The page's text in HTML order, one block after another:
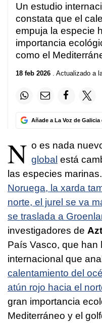
Un estudio
constata que el
empuja la especie
importancia
como el
18 feb 2026 . Actualizado a
Añade a La Voz de Galicia
N o es nada
global está
las especies marinas.
Noruega, la xarda
norte, el jurel se va
se traslada a
investigadores de
País Vasco, que han
internacional que
calentamiento del
atún rojo hacia el
gran importancia
Mediterráneo y el